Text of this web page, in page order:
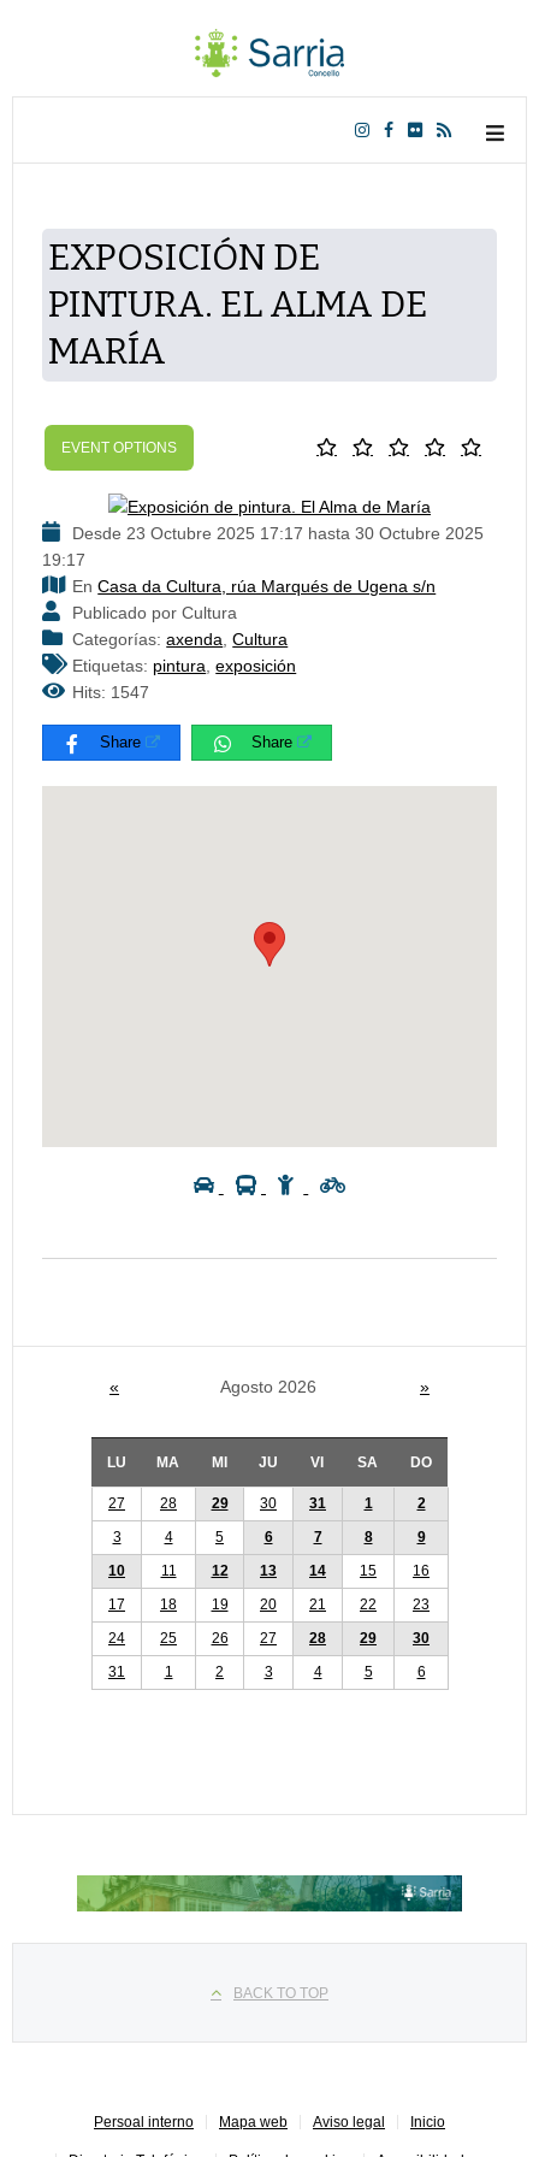
EXPOSICIÓN DE
PINTURA. EL ALMA DE
MARÍA
EVENT OPTIONS
Desde 23 Octubre 2025 17:17 hasta 30 Octubre 2025
19:17
EnCasa da Cultura, rúa Marqués de Ugena s/n
Publicado por Cultura
Categorías:axenda,Cultura
Etiquetas: pintura,exposición
Hits: 1547
Share Share
« Agosto 2026 »
LU MA MI JU VI SA DO
27 28 29 30 31 1
2
3
4 5 6 7 8
9
10
11 12 13 14 15
16
17
18 19 20 21 22
23
24
25 26 27 28 29
30
31
1 2 3 4 5 6
BACK TO TOP
Persoal interno Mapa web Aviso legal Inicio